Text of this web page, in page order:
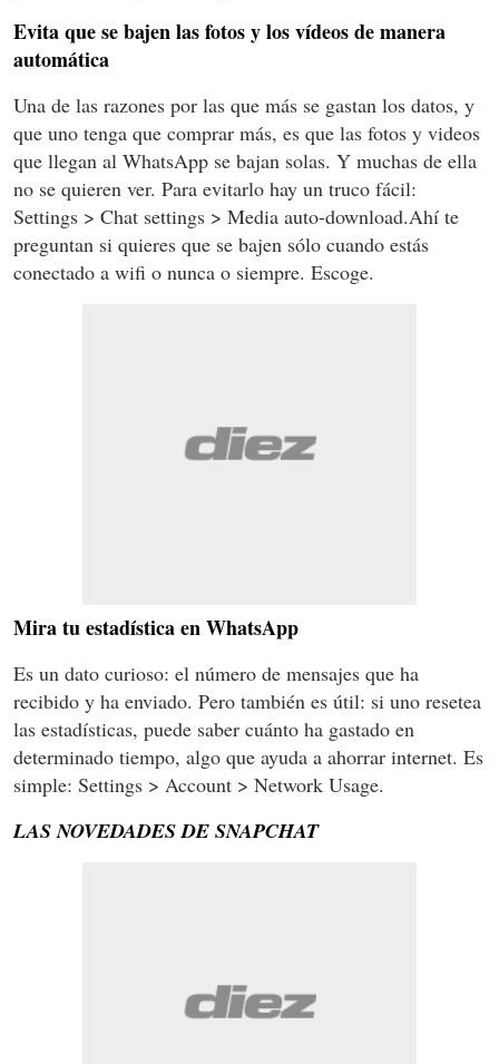
Evita que se bajen las fotos y los vídeos de manera
automática
Una de las razones por las que más se gastan los datos, y
que uno tenga que comprar más, es que las fotos y videos
que llegan al WhatsApp se bajan solas. Y muchas de ella
no se quieren ver. Para evitarlo hay un truco fácil:
Settings > Chat settings > Media auto-download.Ahí te
preguntan si quieres que se bajen sólo cuando estás
conectado a wifi o nunca o siempre. Escoge.
Mira tu estadística en WhatsApp
Es un dato curioso: el número de mensajes que ha
recibido y ha enviado. Pero también es útil: si uno resetea
las estadísticas, puede saber cuánto ha gastado en
determinado tiempo, algo que ayuda a ahorrar internet. Es
simple: Settings > Account > Network Usage.
LAS NOVEDADES DE SNAPCHAT